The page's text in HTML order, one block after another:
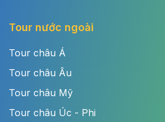
Tour nước ngoài
Tour châu Á
Tour châu Âu
Tour châu Mỹ
Tour châu Úc - Phi